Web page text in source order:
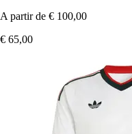
A partir de € 100,00
€ 65,00